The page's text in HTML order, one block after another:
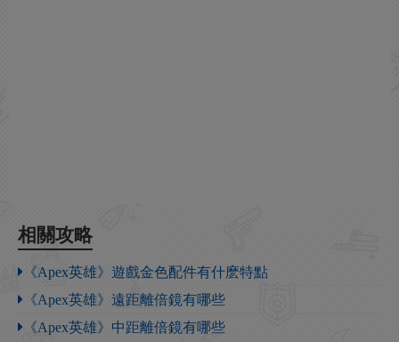
相關攻略
《Apex英雄》遊戲金色配件有什麽特點
《Apex英雄》遠距離倍鏡有哪些
《Apex英雄》中距離倍鏡有哪些